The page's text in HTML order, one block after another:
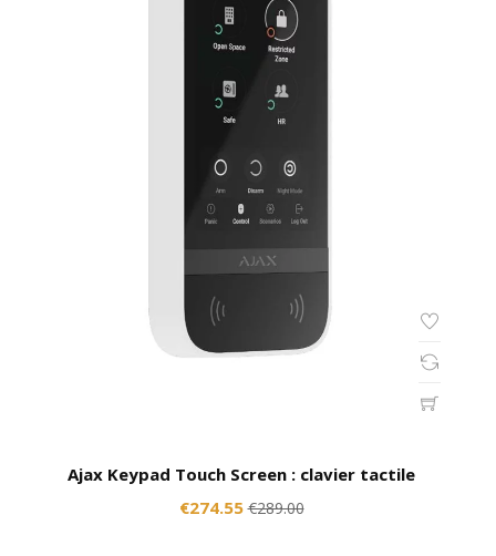
Ajax Keypad Touch Screen : clavier tactile
€274.55 €289.00